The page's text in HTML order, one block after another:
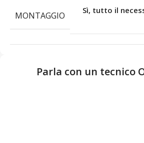
MONTAGGIO
Sì, tutto il
Parla con un tecnico